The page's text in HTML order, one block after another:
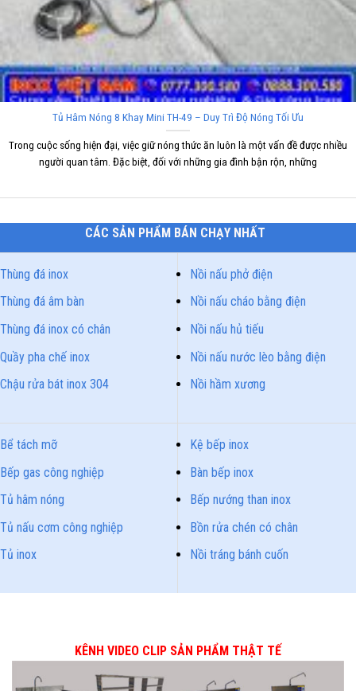
Tủ Hâm Nóng 8 Khay Mini TH-49 – Duy Trì Độ Nóng Tối Ưu
Trong cuộc sống hiện đại, việc giữ nóng thức ăn luôn là một vấn đề được nhiều
người quan tâm. Đặc biệt, đối với những gia đình bận rộn, những
CÁC SẢN PHẨM BÁN CHẠY NHẤT
Thùng đá inox
Thùng đá âm bàn
Thùng đá inox có chân
Quầy pha chế inox
Chậu rửa bát inox 304
Nồi nấu phở điện
Nồi nấu cháo bằng điện
Nồi nấu hủ tiếu
Nồi nấu nước lèo bằng điện
Nồi hầm xương
Bể tách mỡ
Bếp gas công nghiệp
Tủ hâm nóng
Tủ nấu cơm công nghiệp
Tủ inox
Kệ bếp inox
Bàn bếp inox
Bếp nướng than inox
Bồn rửa chén có chân
Nồi tráng bánh cuốn
KÊNH VIDEO CLIP SẢN PHẨM THẬT TẾ